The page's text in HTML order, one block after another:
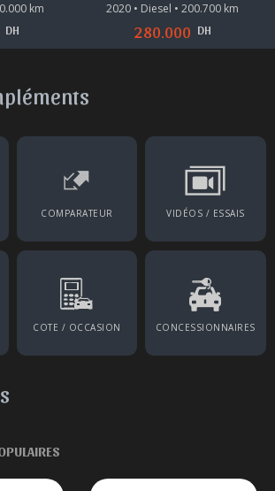
km
DH
2020 • Diesel • 200.700 km
280.000 DH
COMPARATEUR VIDÉOS / ESSAIS
COTE / OCCASION CONCESSIONNAIRES